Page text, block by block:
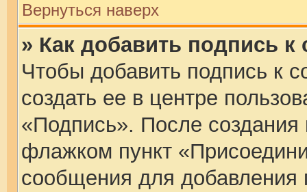
Вернуться наверх
» Как добавить подпись
Чтобы добавить подпись к
создать ее в центре
«Подпись». После
флажком пункт
сообщения для